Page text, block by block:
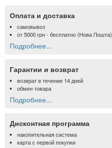
Оплата и доставка
самовывоз
от5000 грн- бесплатно (Нова Пошта)
Подробнее...
Гарантии и возврат
возврат в течение 14 дней
обмен товара
Подробнее...
Дисконтная программа
накопительная система
карта с первой покупки